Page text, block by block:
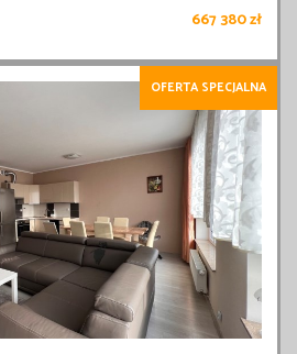
667 380 zł
OFERTA SPECJALNA